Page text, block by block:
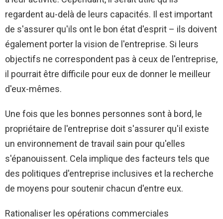
regardent au-delà de leurs capacités. Il est important
de s'assurer qu'ils ont le bon état d'esprit – ils doivent
également porter la vision de l'entreprise. Si leurs
objectifs ne correspondent pas à ceux de l'entreprise,
il pourrait être difficile pour eux de donner le meilleur
d'eux-mêmes.
Une fois que les bonnes personnes sont à bord, le
propriétaire de l'entreprise doit s'assurer qu'il existe
un environnement de travail sain pour qu'elles
s'épanouissent. Cela implique des facteurs tels que
des politiques d'entreprise inclusives et la recherche
de moyens pour soutenir chacun d'entre eux.
Rationaliser les opérations commerciales